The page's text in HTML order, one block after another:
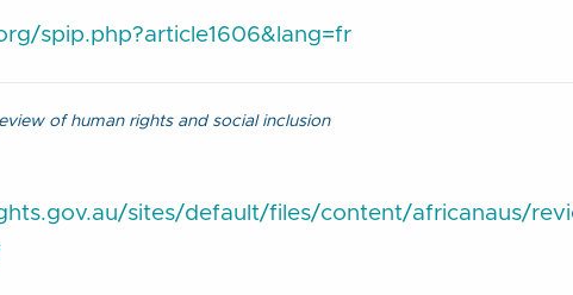
spip.php?article1606&lang=fr
of human rights and social inclusion
sites/default/files/content/africanaus/